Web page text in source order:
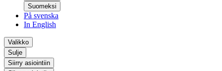
Suomeksi
På svenska
In English
Valikko
Sulje
Siirry asiointiin